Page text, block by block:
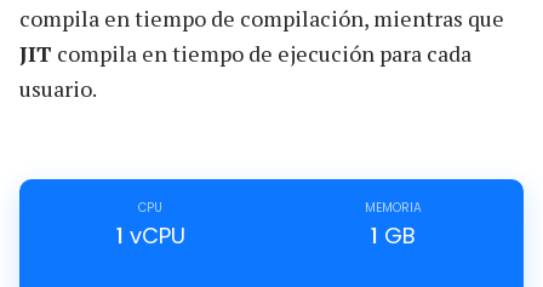
compila en tiempo de compilación, mientras que
JIT compila en tiempo de ejecución para cada
usuario.
CPU
1 vCPU
MEMORIA
1 GB